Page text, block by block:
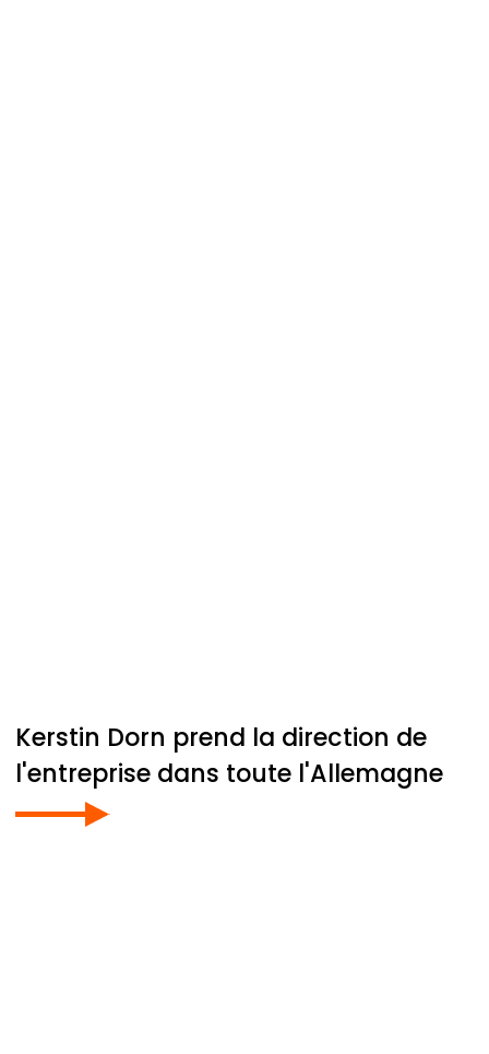
Kerstin Dorn prend la direction de
l'entreprise dans toute l'Allemagne